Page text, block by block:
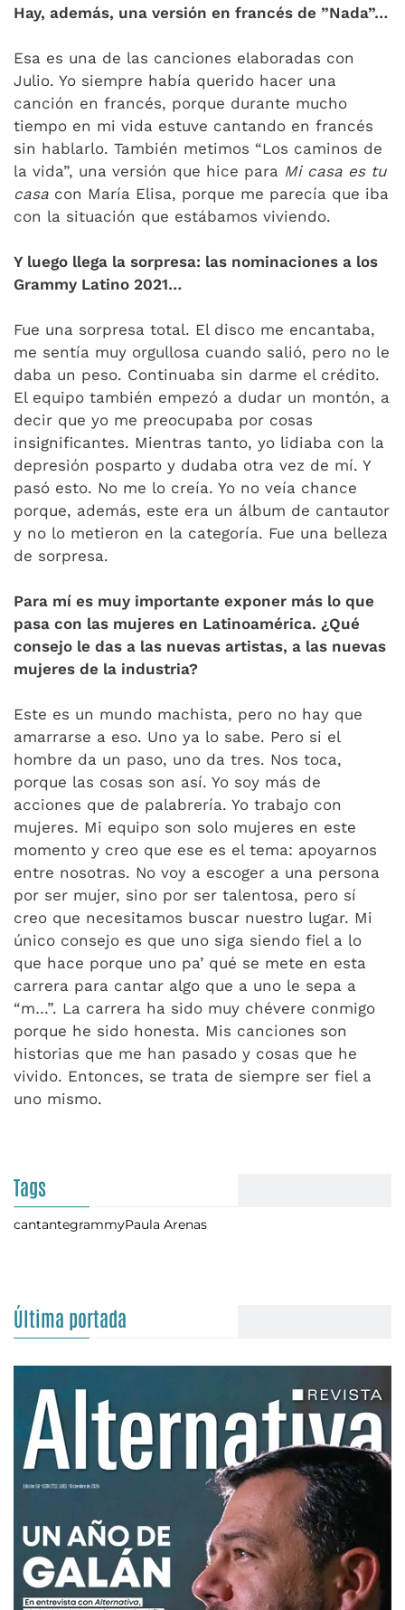
Hay, además, una versión en francés de ”Nada”…
Esa es una de las canciones elaboradas con
Julio. Yo siempre había querido hacer una
canción en francés, porque durante mucho
tiempo en mi vida estuve cantando en francés
sin hablarlo. También metimos “Los caminos de
la vida”, una versión que hice para Mi casa es tu
casa con María Elisa, porque me parecía que iba
con la situación que estábamos viviendo.
Y luego llega la sorpresa: las nominaciones a los
Grammy Latino 2021…
Fue una sorpresa total. El disco me encantaba,
me sentía muy orgullosa cuando salió, pero no le
daba un peso. Continuaba sin darme el crédito.
El equipo también empezó a dudar un montón, a
decir que yo me preocupaba por cosas
insignificantes. Mientras tanto, yo lidiaba con la
depresión posparto y dudaba otra vez de mí. Y
pasó esto. No me lo creía. Yo no veía chance
porque, además, este era un álbum de cantautor
y no lo metieron en la categoría. Fue una belleza
de sorpresa.
Para mí es muy importante exponer más lo que
pasa con las mujeres en Latinoamérica. ¿Qué
consejo le das a las nuevas artistas, a las nuevas
mujeres de la industria?
Este es un mundo machista, pero no hay que
amarrarse a eso. Uno ya lo sabe. Pero si el
hombre da un paso, uno da tres. Nos toca,
porque las cosas son así. Yo soy más de
acciones que de palabrería. Yo trabajo con
mujeres. Mi equipo son solo mujeres en este
momento y creo que ese es el tema: apoyarnos
entre nosotras. No voy a escoger a una persona
por ser mujer, sino por ser talentosa, pero sí
creo que necesitamos buscar nuestro lugar. Mi
único consejo es que uno siga siendo fiel a lo
que hace porque uno pa’ qué se mete en esta
carrera para cantar algo que a uno le sepa a
“m…”. La carrera ha sido muy chévere conmigo
porque he sido honesta. Mis canciones son
historias que me han pasado y cosas que he
vivido. Entonces, se trata de siempre ser fiel a
uno mismo.
Tags
cantantegrammyPaula Arenas
Última portada